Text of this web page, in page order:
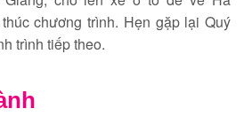
chương trình. Hẹn gặp lại Quý
trình tiếp theo.